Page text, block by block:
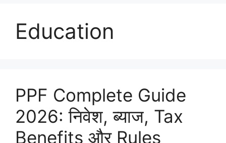
Education
PPF Complete Guide
2026: निवेश, ब्याज, Tax
Benefits और Rules